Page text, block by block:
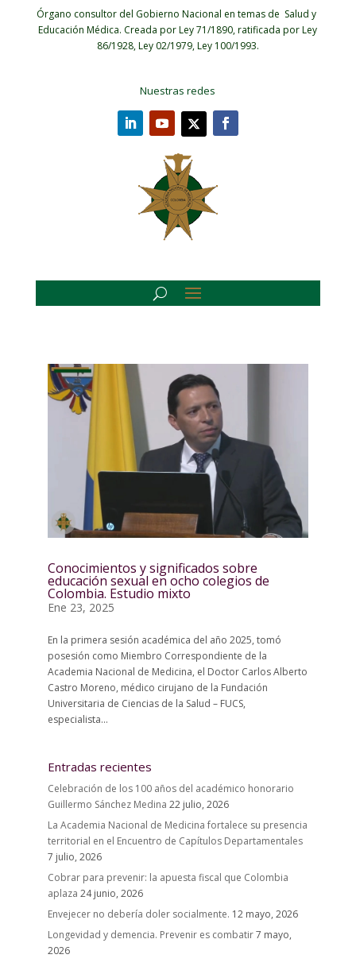
Órgano consultor del Gobierno Nacional en temas de Salud y
Educación Médica. Creada por Ley 71/1890, ratificada por Ley
86/1928, Ley 02/1979, Ley 100/1993.
Nuestras redes
Conocimientos y significados sobre
educación sexual en ocho colegios de
Colombia. Estudio mixto
Ene 23, 2025
En la primera sesión académica del año 2025, tomó
posesión como Miembro Correspondiente de la
Academia Nacional de Medicina, el Doctor Carlos Alberto
Castro Moreno, médico cirujano de la Fundación
Universitaria de Ciencias de la Salud – FUCS,
especialista...
Entradas recientes
Celebración de los 100 años del académico honorario
Guillermo Sánchez Medina 22 julio, 2026
La Academia Nacional de Medicina fortalece su presencia
territorial en el Encuentro de Capítulos Departamentales
7 julio, 2026
Cobrar para prevenir: la apuesta fiscal que Colombia
aplaza 24 junio, 2026
Envejecer no debería doler socialmente. 12 mayo, 2026
Longevidad y demencia. Prevenir es combatir7 mayo,
2026